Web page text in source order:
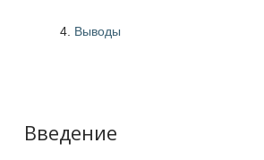
Выводы
Введение